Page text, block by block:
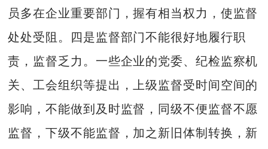
员多在企业重要部门，握有相当权力，使监督
处处受阻。四是监督部门不能很好地履行职
责，监督乏力。一些企业的党委、纪检监察机
关、工会组织等提出，上级监督受时间空间的
影响，不能做到及时监督，同级不便监督不愿
监督，下级不能监督，加之新旧体制转换，新